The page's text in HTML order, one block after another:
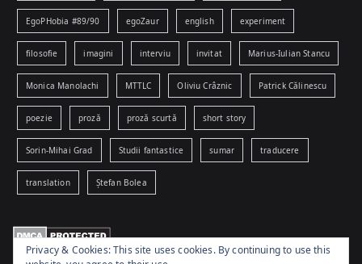
EgoPHobia #89/90 egoZaur english experiment
filosofie imagini interviu invitat Marius-Iulian Stancu
Monica Manolachi MTTLC Oliviu Crâznic Patrick Călinescu
poezie proză proză scurtă short story
Sorin-Mihai Grad Studii fantastice sumar traducere
translation Ștefan Bolea
Privacy & Cookies: This site uses cookies. By continuing to use this